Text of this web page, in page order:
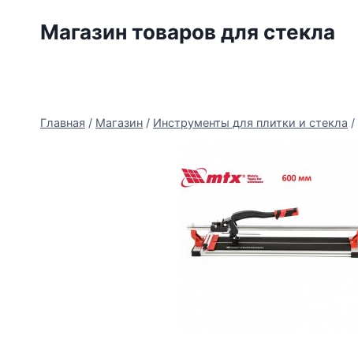
Магазин товаров для стекла
Главная / Магазин / Инструменты для плитки и стекла /